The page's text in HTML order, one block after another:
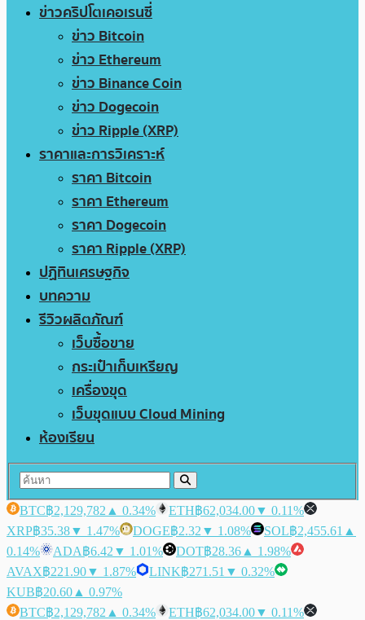
ข่าวคริปโตเคอเรนซี่
ข่าว Bitcoin
ข่าว Ethereum
ข่าว Binance Coin
ข่าว Dogecoin
ข่าว Ripple (XRP)
ราคาและการวิเคราะห์
ราคา Bitcoin
ราคา Ethereum
ราคา Dogecoin
ราคา Ripple (XRP)
ปฏิทินเศรษฐกิจ
บทความ
รีวิวผลิตภัณฑ์
เว็บซื้อขาย
กระเป๋าเก็บเหรียญ
เครื่องขุด
เว็บขุดแบบ Cloud Mining
ห้องเรียน
BTC฿2,129,782 ▲ 0.34% ETH฿62,034.00▼ 0.11%
XRP฿35.38▼ 1.47% DOGE฿2.32 ▼ 1.08% SOL฿2,455.61 ▲
0.14%
ADA฿6.42 ▼ 1.01% DOT฿28.36 ▲ 1.98%
AVAX฿221.90▼ 1.87% LINK฿271.51 ▼ 0.32%
KUB฿20.60 ▲ 0.97%
BTC฿2,129,782 ▲ 0.34% ETH฿62,034.00▼ 0.11%